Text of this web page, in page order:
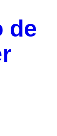
de